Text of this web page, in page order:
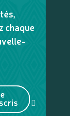
chaque